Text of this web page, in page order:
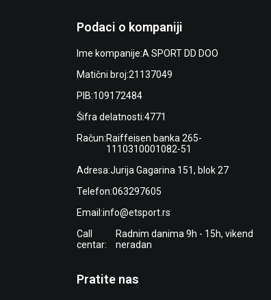
Podaci o kompaniji
Ime kompanije:A SPORT DD DOO
Matični broj:21137049
PIB:109172484
Šifra delatnosti:4771
Račun:Raiffeisen banka 265-
1110310001082-51
Adresa:Jurija Gagarina 151, blok 27
Telefon:063297605
Email:info@etsport.rs
Call
centar:
Radnim danima 9h - 15h, vikend
neradan
Pratite nas